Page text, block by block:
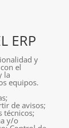
ERP
y
el
la
equipos.
de avisos;
técnicos;
y/o